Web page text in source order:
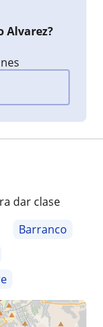
Alvarez?
dar clase
Barranco